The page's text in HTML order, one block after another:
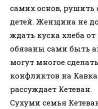
самих основ, рушить
детей. Женщина не
ждать куска хлеба
обязаны сами быть
могут многое
конфликтов на
рассуждает Кетеван.
Сухуми семья